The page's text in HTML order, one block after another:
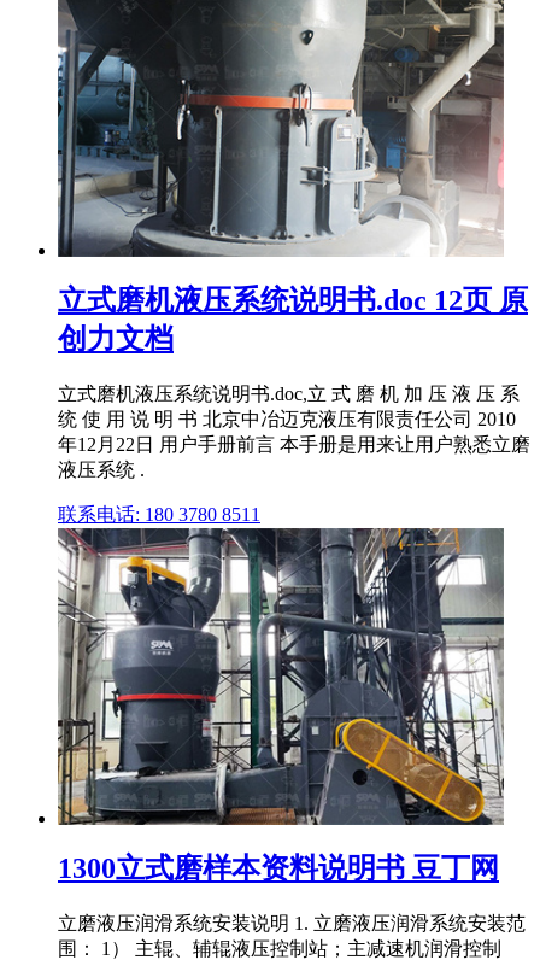
立式磨机液压系统说明书.doc 12页 原
创力文档
立式磨机液压系统说明书.doc,立 式 磨 机 加 压 液 压 系
统 使 用 说 明 书 北京中冶迈克液压有限责任公司 2010
年12月22日 用户手册前言 本手册是用来让用户熟悉立磨
液压系统 .
联系电话: 180 3780 8511
1300立式磨样本资料说明书 豆丁网
立磨液压润滑系统安装说明 1. 立磨液压润滑系统安装范
围： 1） 主辊、辅辊液压控制站；主减速机润滑控制